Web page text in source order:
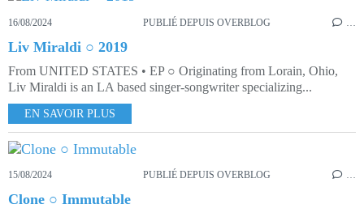
16/08/2024 PUBLIÉ DEPUIS OVERBLOG
Liv Miraldi ○ 2019
From UNITED STATES • EP ○ Originating from Lorain, Ohio,
Liv Miraldi is an LA based singer-songwriter specializing...
EN SAVOIR PLUS
15/08/2024 PUBLIÉ DEPUIS OVERBLOG …
Clone ○ Immutable